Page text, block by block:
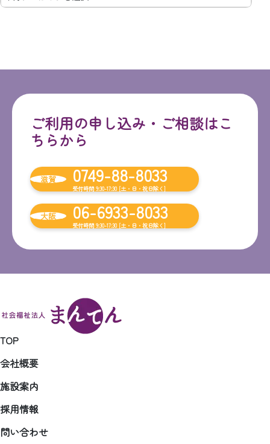
ご利用の申し込み・ご相談はこ
ちらから
滋賀 0749-88-8033
受付時間 9:30-17:30 [土・日・祝日除く]
大阪 06-6933-8033
受付時間 9:30-17:30 [土・日・祝日除く]
TOP
会社概要
施設案内
採用情報
問い合わせ